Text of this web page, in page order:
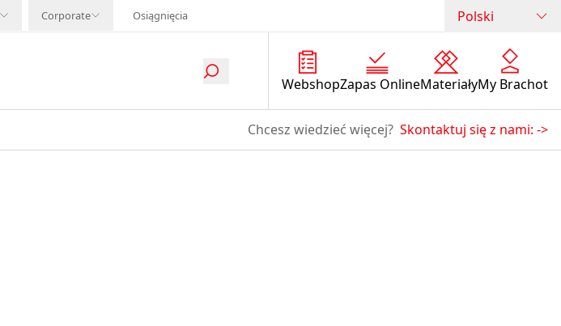
Corporate Osiągnięcia Polski
WebshopZapas OnlineMateriałyMy Brachot
Chcesz wiedzieć więcej? Skontaktuj się z nami: ->